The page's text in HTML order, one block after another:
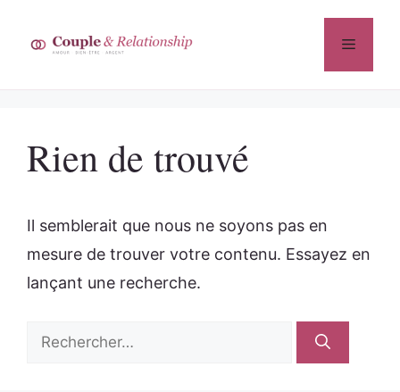
contenu
Menu
Rien de trouvé
Il semblerait que nous ne soyons pas en
mesure de trouver votre contenu. Essayez en
lançant une recherche.
Rechercher :